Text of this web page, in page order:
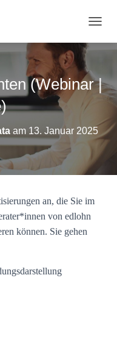
A
G
A
O
N
M
(Webinar |
am 13. Januar 2025
an, die Sie im
von edlohn
können. Sie gehen